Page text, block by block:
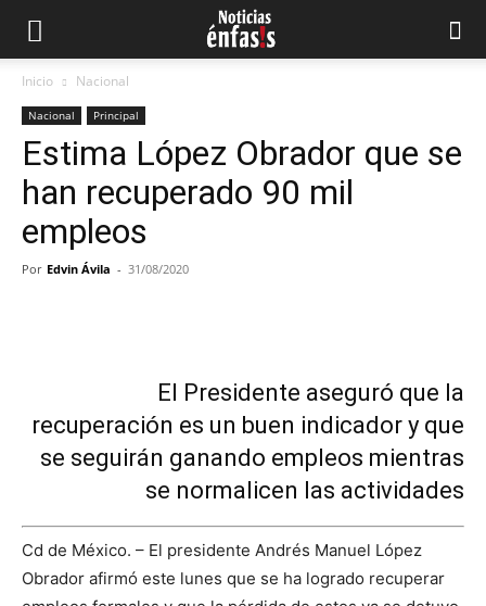
Inicio Nacional
Nacional Principal
Estima López Obrador que se
han recuperado 90 mil
empleos
Por Edvin Ávila - 31/08/2020
El Presidente aseguró que la
recuperación es un buen indicador y que
se seguirán ganando empleos mientras
se normalicen las actividades
Cd de México. – El presidente Andrés Manuel López
Obrador afirmó este lunes que se ha logrado recuperar